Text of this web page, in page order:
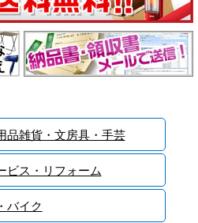
品雑貨・文房具・手芸
ビス・リフォーム
バイク